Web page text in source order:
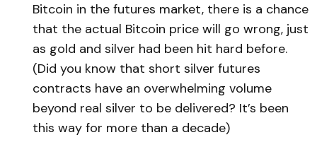
Bitcoin in the futures market, there is a chance
that the actual Bitcoin price will go wrong, just
as gold and silver had been hit hard before.
(Did you know that short silver futures
contracts have an overwhelming volume
beyond real silver to be delivered? It’s been
this way for more than a decade)